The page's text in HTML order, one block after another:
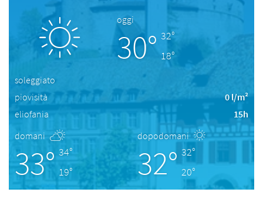
oggi
30° 32°
18°
soleggiato
piovisità
0 l/m²
eliofania
15h
domani
33° 34°
19°
dopodomani
32° 32°
20°